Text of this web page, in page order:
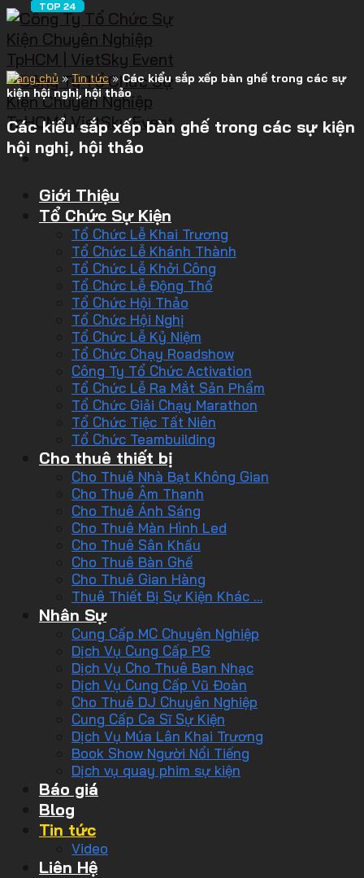
Giới Thiệu
Tổ Chức Sự Kiện
Tổ Chức Lễ Khai Trương
Tổ Chức Lễ Khánh Thành
Tổ Chức Lễ Khởi Công
Tổ Chức Lễ Động Thổ
Tổ Chức Hội Thảo
Tổ Chức Hội Nghị
Tổ Chức Lễ Kỷ Niệm
Tổ Chức Chạy Roadshow
Công Ty Tổ Chức Activation
Tổ Chức Lễ Ra Mắt Sản Phẩm
Tổ Chức Giải Chạy Marathon
Tổ Chức Tiệc Tất Niên
Tổ Chức Teambuilding
Cho thuê thiết bị
Cho Thuê Nhà Bạt Không Gian
Cho Thuê Âm Thanh
Cho Thuê Ánh Sáng
Cho Thuê Màn Hình Led
Cho Thuê Sân Khấu
Cho Thuê Bàn Ghế
Cho Thuê Gian Hàng
Thuê Thiết Bị Sự Kiện Khác …
Nhân Sự
Cung Cấp MC Chuyên Nghiệp
Dịch Vụ Cung Cấp PG
Dịch Vụ Cho Thuê Ban Nhạc
Dịch Vụ Cung Cấp Vũ Đoàn
Cho Thuê DJ Chuyên Nghiệp
Cung Cấp Ca Sĩ Sự Kiện
Dịch Vụ Múa Lân Khai Trương
Book Show Người Nổi Tiếng
Dịch vụ quay phim sự kiện
Báo giá
Blog
Tin tức
Video
Liên Hệ
Trang chủ » Tin tức » Các kiểu sắp xếp bàn ghế trong các sự
kiện hội nghị, hội thảo
Các kiểu sắp xếp bàn ghế trong các sự kiện
hội nghị, hội thảo